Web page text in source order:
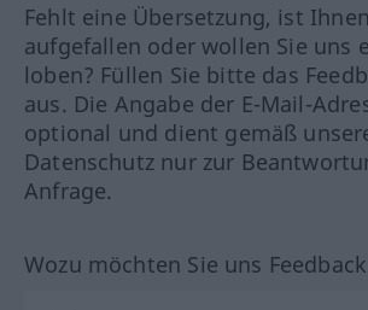
Fehlt eine Übersetzung, ist
aufgefallen oder wollen Sie uns
loben? Füllen Sie bitte das
aus. Die Angabe der E-Mail-
optional und dient gemäß
Datenschutz nur zur
Anfrage.
Wozu möchten Sie uns